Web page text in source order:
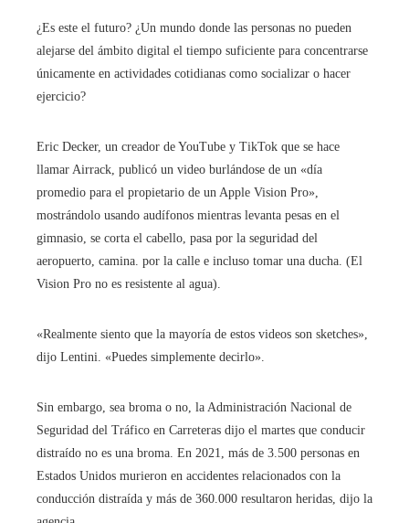
¿Es este el futuro? ¿Un mundo donde las personas no pueden
alejarse del ámbito digital el tiempo suficiente para concentrarse
únicamente en actividades cotidianas como socializar o hacer
ejercicio?
Eric Decker, un creador de YouTube y TikTok que se hace
llamar Airrack, publicó un video burlándose de un «día
promedio para el propietario de un Apple Vision Pro»,
mostrándolo usando audífonos mientras levanta pesas en el
gimnasio, se corta el cabello, pasa por la seguridad del
aeropuerto, camina. por la calle e incluso tomar una ducha. (El
Vision Pro no es resistente al agua).
«Realmente siento que la mayoría de estos videos son sketches»,
dijo Lentini. «Puedes simplemente decirlo».
Sin embargo, sea broma o no, la Administración Nacional de
Seguridad del Tráfico en Carreteras dijo el martes que conducir
distraído no es una broma. En 2021, más de 3.500 personas en
Estados Unidos murieron en accidentes relacionados con la
conducción distraída y más de 360.000 resultaron heridas, dijo la